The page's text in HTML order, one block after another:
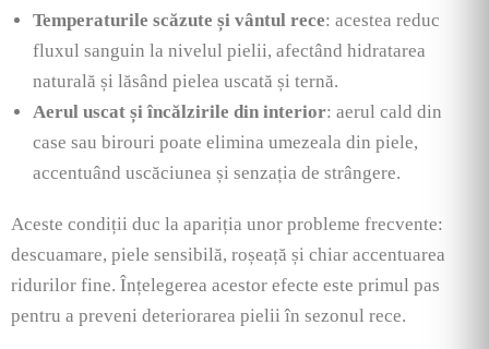
Temperaturile scăzute și vântul rece: acestea reduc
fluxul sanguin la nivelul pielii, afectând hidratarea
naturală și lăsând pielea uscată și ternă.
Aerul uscat și încălzirile din interior: aerul cald din
case sau birouri poate elimina umezeala din piele,
accentuând uscăciunea și senzația de strângere.
Aceste condiții duc la apariția unor probleme frecvente:
descuamare, piele sensibilă, roșeață și chiar accentuarea
ridurilor fine. Înțelegerea acestor efecte este primul pas
pentru a preveni deteriorarea pielii în sezonul rece.